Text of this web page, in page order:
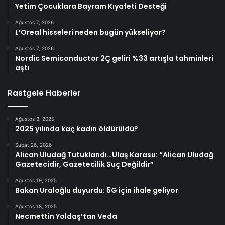
Yetim Çocuklara Bayram Kıyafeti Desteği
Ağustos 7, 2026
L’Oreal hisseleri neden bugün yükseliyor?
Ağustos 7, 2026
Nordic Semiconductor 2Ç geliri %33 artışla tahminleri
aştı
Rastgele Haberler
Ağustos 3, 2025
2025 yılında kaç kadın öldürüldü?
Şubat 26, 2026
Alican Uludağ Tutuklandı…Ulaş Karasu: “Alican Uludağ
Gazetecidir, Gazetecilik Suç Değildir”
Ağustos 19, 2025
Bakan Uraloğlu duyurdu: 5G için ihale geliyor
Ağustos 18, 2025
Necmettin Yoldaş’tan Veda